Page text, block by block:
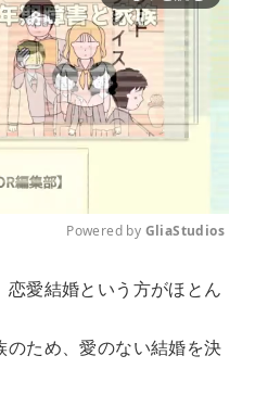
u
e
Powered by GliaStudios
愛結婚という方がほとん
のため、愛のない結婚を決